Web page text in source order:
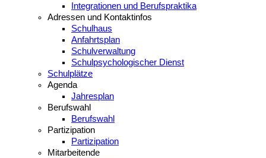
Integrationen und Berufspraktika
Adressen und Kontaktinfos
Schulhaus
Anfahrtsplan
Schulverwaltung
Schulpsychologischer Dienst
Schulplätze
Agenda
Jahresplan
Berufswahl
Berufswahl
Partizipation
Partizipation
Mitarbeitende